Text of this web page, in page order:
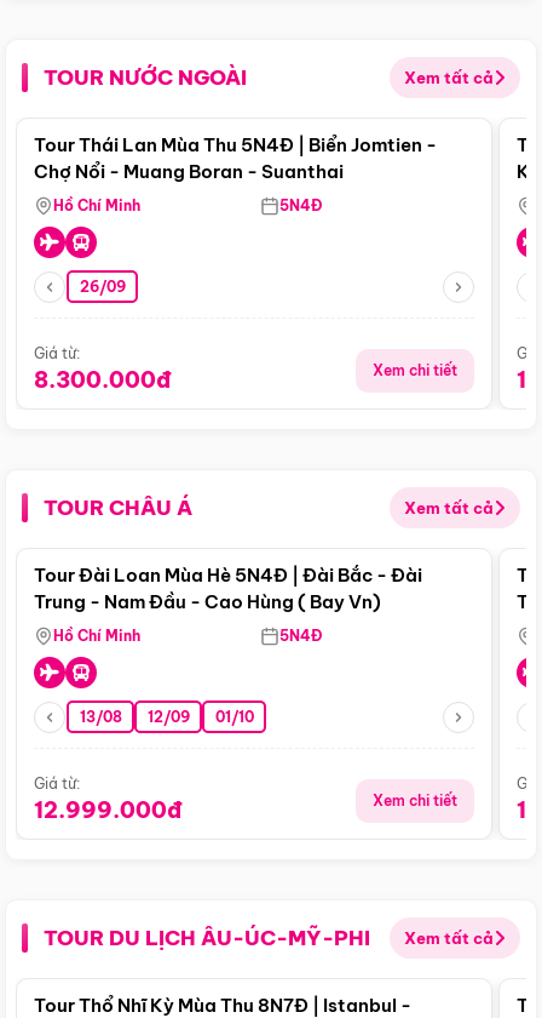
TOUR NƯỚC NGOÀI Xem tất cả
Điểm nổi bật
Tour Thái Lan Mùa Thu 5N4Đ | Biển Jomtien -
Chợ Nổi - Muang Boran - Suanthai
Hồ Chí Minh 5N4Đ
26/09
Giá từ:
8.300.000đ Xem chi tiết
TOUR CHÂU Á Xem tất cả
Điểm nổi bật
Tour Đài Loan Mùa Hè 5N4Đ | Đài Bắc - Đài
Trung - Nam Đầu - Cao Hùng ( Bay Vn)
Hồ Chí Minh 5N4Đ
13/08 12/09 01/10
Giá từ:
12.999.000đ Xem chi tiết
TOUR DU LỊCH ÂU-ÚC-MỸ-PHI Xem tất cả
Điểm nổi bật
Tour Thổ Nhĩ Kỳ Mùa Thu 8N7Đ | Istanbul -